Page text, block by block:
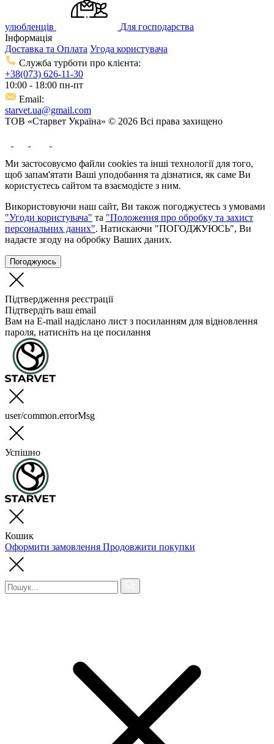
улюбленців
Для господарства
Інформація
Доставка та Оплата Угода користувача
Служба турботи про клієнта:
+38(073) 626-11-30
10:00 - 18:00 пн-пт
Email:
starvet.ua@gmail.com
ТОВ «Старвет Україна» © 2026 Всі права захищено
Ми застосовуємо файли cookies та інші технології для того,
щоб запам'ятати Ваші уподобання та дізнатися, як саме Ви
користуєтесь сайтом та взаємодієте з ним.
Використовуючи наш сайт, Ви також погоджуєтесь з умовами
"Угоди користувача" та "Положення про обробку та захист
персональних даних". Натискаючи "ПОГОДЖУЮСЬ", Ви
надаєте згоду на обробку Ваших даних.
Погоджуюсь
Підтвердження реєстрації
Підтвердіть ваш email
Вам на E-mail надіслано лист з посиланням для відновлення
пароля, натисніть на це посилання
user/common.errorMsg
Успішно
Кошик
Оформити замовлення Продовжити покупки